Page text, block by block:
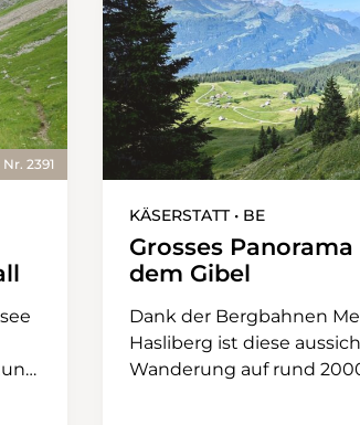
Nr. 2391
KÄSERSTATT • BE
Grosses
dem Gibel
Dank der Bergbahnen
Hasliberg ist diese
Wanderung auf rund